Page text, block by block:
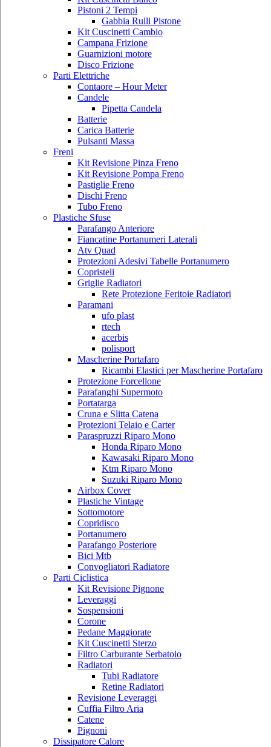
Pistoni 2 Tempi
Gabbia Rulli Pistone
Kit Cuscinetti Cambio
Campana Frizione
Guarnizioni motore
Disco Frizione
Parti Elettriche
Contaore – Hour Meter
Candele
Pipetta Candela
Batterie
Carica Batterie
Pulsanti Massa
Freni
Kit Revisione Pinza Freno
Kit Revisione Pompa Freno
Pastiglie Freno
Dischi Freno
Tubo Freno
Plastiche Sfuse
Parafango Anteriore
Fiancatine Portanumeri Laterali
Atv Quad
Protezioni Adesivi Tabelle Portanumero
Copristeli
Griglie Radiatori
Rete Protezione Feritoie Radiatori
Paramani
ufo plast
rtech
acerbis
polisport
Mascherine Portafaro
Ricambi Elastici per Mascherine Portafaro
Protezione Forcellone
Parafanghi Supermoto
Portatarga
Cruna e Slitta Catena
Protezioni Telaio e Carter
Paraspruzzi Riparo Mono
Honda Riparo Mono
Kawasaki Riparo Mono
Ktm Riparo Mono
Suzuki Riparo Mono
Airbox Cover
Plastiche Vintage
Sottomotore
Copridisco
Portanumero
Parafango Posteriore
Bici Mtb
Convogliatori Radiatore
Parti Ciclistica
Kit Revisione Pignone
Leveraggi
Sospensioni
Corone
Pedane Maggiorate
Kit Cuscinetti Sterzo
Filtro Carburante Serbatoio
Radiatori
Tubi Radiatore
Retine Radiatori
Revisione Leveraggi
Cuffia Filtro Aria
Catene
Pignoni
Dissipatore Calore